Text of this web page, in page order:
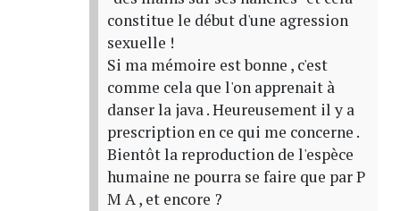
constitue le début d'une agression
sexuelle !
Si ma mémoire est bonne , c'est
comme cela que l'on apprenait à
danser la java . Heureusement il y a
prescription en ce qui me concerne .
Bientôt la reproduction de l'espèce
humaine ne pourra se faire que par P
M A , et encore ?